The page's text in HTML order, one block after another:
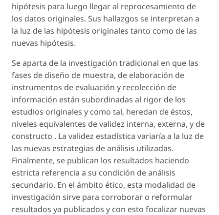
hipótesis para luego llegar al reprocesamiento de
los datos originales. Sus hallazgos se interpretan a
la luz de las hipótesis originales tanto como de las
nuevas hipótesis.
Se aparta de la investigación tradicional en que las
fases de diseño de muestra, de elaboración de
instrumentos de evaluación y recolección de
información están subordinadas al rigor de los
estudios originales y como tal, heredan de éstos,
niveles equivalentes de validez interna, externa, y de
constructo . La validez estadística variaría a la luz de
las nuevas estrategias de análisis utilizadas.
Finalmente, se publican los resultados haciendo
estricta referencia a su condición de análisis
secundario. En el ámbito ético, esta modalidad de
investigación sirve para corroborar o reformular
resultados ya publicados y con esto focalizar nuevas